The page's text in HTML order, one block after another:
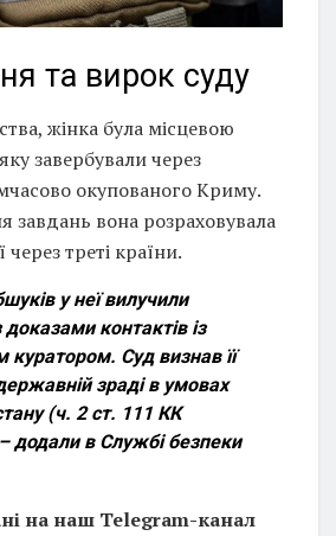
та вирок суду
жінка була місцевою
завербували через
окупованого Криму.
завдань вона розраховувала
через треті країни.
у неї вилучили
доказами контактів із
куратором. Суд визнав її
зраді в умовах
(ч. 2 ст. 111 КК
додали в Службі безпеки
на наш Telegram-канал